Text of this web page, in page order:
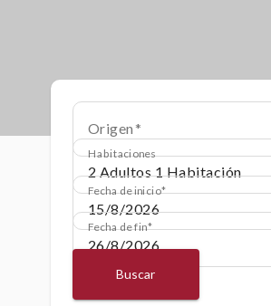
Origen
Habitaciones
Fecha de inicio
Fecha de fin
Buscar